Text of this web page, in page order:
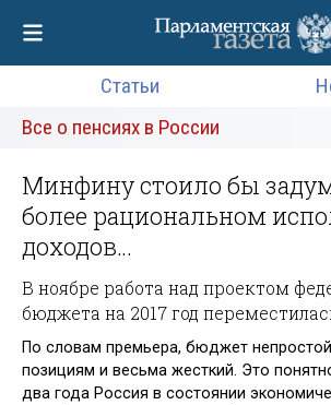
Статьи
Все о пенсиях в России
Минфину стоило бы
более рациональном
доходов…
В ноябре работа над проектом
бюджета на 2017 год
По словам премьера, бюджет
позициям и весьма жесткий. Это
два года Россия в состоянии